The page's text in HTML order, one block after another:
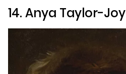
14. Anya Taylor-Joy